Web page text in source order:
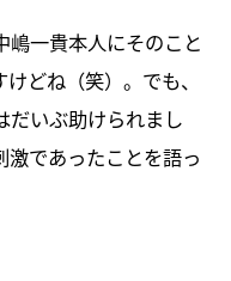
嶋一貴本人にそのこと
どね（笑）。でも、
だいぶ助けられまし
であったことを語っ